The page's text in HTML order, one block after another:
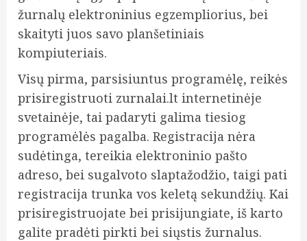
žurnalų elektroninius egzempliorius, bei
skaityti juos savo planšetiniais
kompiuteriais.
Visų pirma, parsisiuntus programėlę, reikės
prisiregistruoti zurnalai.lt internetinėje
svetainėje, tai padaryti galima tiesiog
programėlės pagalba. Registracija nėra
sudėtinga, tereikia elektroninio pašto
adreso, bei sugalvoto slaptažodžio, taigi pati
registracija trunka vos keletą sekundžių. Kai
prisiregistruojate bei prisijungiate, iš karto
galite pradėti pirkti bei siųstis žurnalus.